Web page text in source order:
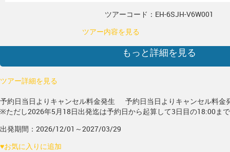
ツアーコード：EH-6SJH-V6W001
ツアー内容を見る
もっと詳細を見る
ツアー詳細を見る
予約日当日よりキャンセル料金発生
予約日当日よりキャンセル料金
※ただし2026年5月18日出発迄は予約日から起算して3日目の18:00ま
出発期間：2026/12/01～2027/03/29
♥お気に入りに追加